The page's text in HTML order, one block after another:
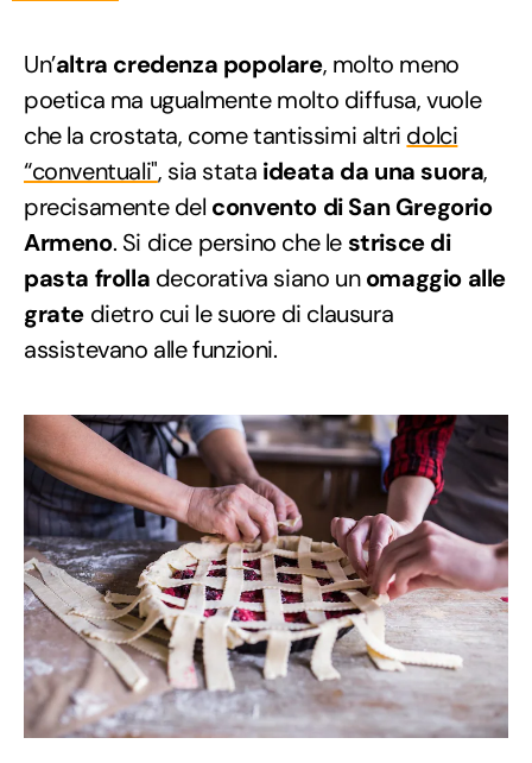
Un’altra credenza popolare, molto meno
poetica ma ugualmente molto diffusa, vuole
che la crostata, come tantissimi altri dolci
“conventuali", sia stata ideata da una suora,
precisamente del convento di San Gregorio
Armeno. Si dice persino che le strisce di
pasta frolla decorativa siano unomaggio alle
grate dietro cui le suore di clausura
assistevano alle funzioni.